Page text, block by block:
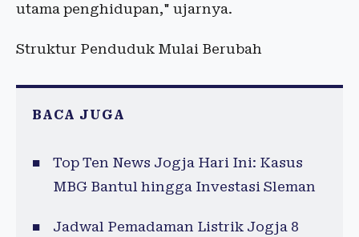
utama penghidupan," ujarnya.
Struktur Penduduk Mulai Berubah
BACA JUGA
Top Ten News Jogja Hari Ini: Kasus
MBG Bantul hingga Investasi Sleman
Jadwal Pemadaman Listrik Jogja 8